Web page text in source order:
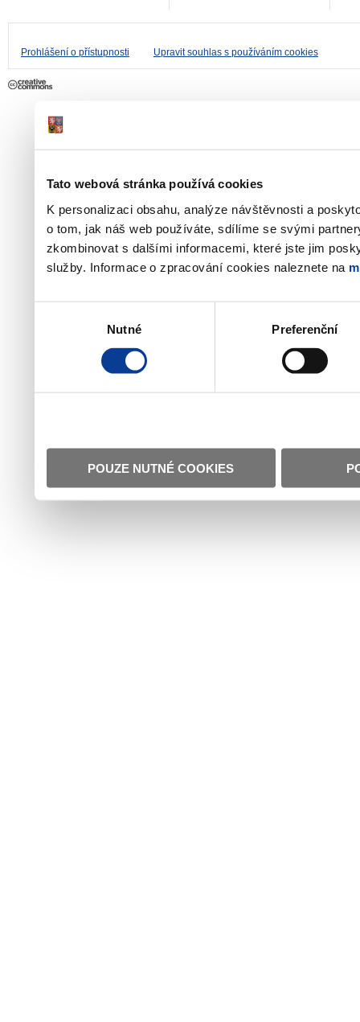
Tato webová stránka používá cookies
K personalizaci obsahu, analýze návštěvnosti a
o tom, jak náš web používáte, sdílíme se svými
zkombinovat s dalšími informacemi, které jste jim
služby. Informace o zpracování cookies naleznete na
Nutné Preferenční
POUZE NUTNÉ COOKIES
Prohlášení o přístupnosti Upravit souhlas s používáním cookies